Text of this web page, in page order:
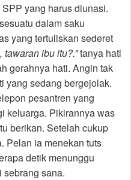
yang harus diunasi.
dalam saku
yang tertuliskan sederet
tawaran ibu itu?.”tanya hati
gerahnya hati. Angin tak
yang sedang bergejolak.
pesantren yang
keluarga. Pikirannya was
berikan. Setelah cukup
Pelan ia menekan tuts
detik menunggu
sebrang sana.